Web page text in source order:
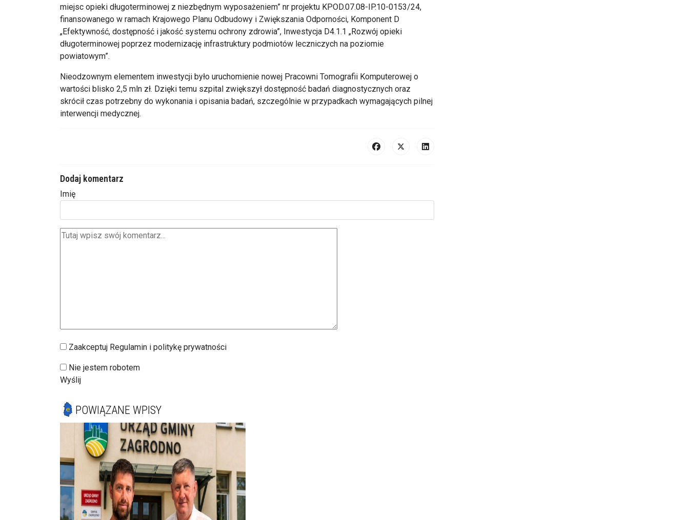
miejsc opieki długoterminowej z niezbędnym wyposażeniem” nr projektu KPOD.07.08-IP.10-0153/24,
finansowanego w ramach Krajowego Planu Odbudowy i Zwiększania Odporności, Komponent D
„Efektywność, dostępność i jakość systemu ochrony zdrowia”, Inwestycja D4.1.1 „Rozwój opieki
długoterminowej poprzez modernizację infrastruktury podmiotów leczniczych na poziomie
powiatowym”.
Nieodzownym elementem inwestycji było uruchomienie nowej Pracowni Tomografii Komputerowej o
wartości blisko 2,5 mln zł. Dzięki temu szpital zwiększył dostępność badań diagnostycznych oraz
skrócił czas potrzebny do wykonania i opisania badań, szczególnie w przypadkach wymagających pilnej
interwencji medycznej.
Dodaj komentarz
Imię
Zaakceptuj Regulamin i politykę prywatności
Nie jestem robotem
Wyślij
POWIĄZANE WPISY